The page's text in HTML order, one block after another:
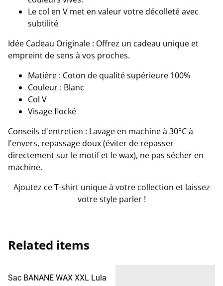
Le col en V met en valeur votre décolleté avec
subtilité
​Idée Cadeau Originale : Offrez un cadeau unique et
empreint de sens à vos proches.
​Matière : Coton de qualité supérieure 100%
​Couleur : Blanc
Col V
Visage flocké
​Conseils d'entretien : Lavage en machine à 30°C à
l'envers, repassage doux (éviter de repasser
directement sur le motif et le wax), ne pas sécher en
machine.
​Ajoutez ce T-shirt unique à votre collection et laissez
votre style parler !
Related items
Sac BANANE WAX XXL Lula